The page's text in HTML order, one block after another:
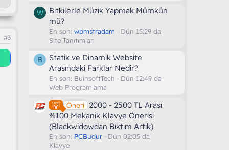
#3
W
Bitkilerle Müzik Yapmak Mümkün
mü?
En son: wbmstradam
Dün 15:29 da
Site Tanıtımları
B
Statik ve Dinamik Website
Arasındaki Farklar Nedir?
En son: BuinsoftTech
Dün 12:49 da
Web Programlama
Öneri
2000 - 2500 TL Arası
%100 Mekanik Klavye Önerisi
(Blackwidowdan Bıktım Artık)
En son: PCBudur
Dün 02:05 da
Klavye